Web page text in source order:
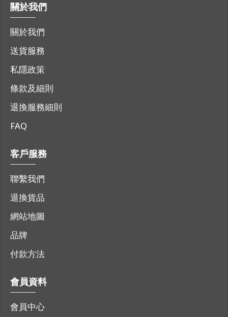
關於我們
關於我們
送貨服務
私隱政策
條款及細則
退換服務細則
FAQ
客戶服務
聯繫我們
退換貨品
網站地圖
品牌
付款方法
會員資料
會員中心